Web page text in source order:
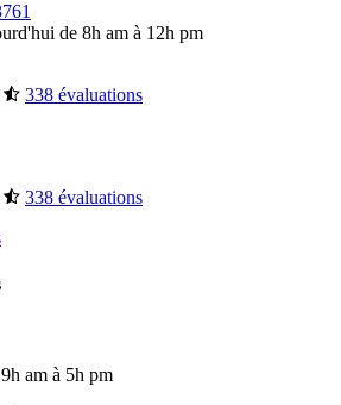
de 8h am à 12h pm
338 évaluations
338 évaluations
am à 5h pm